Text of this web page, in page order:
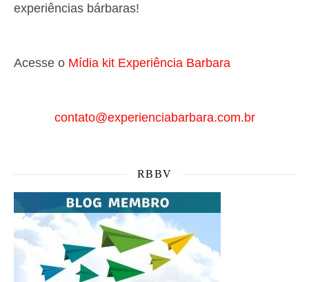
experiências bárbaras!
Acesse o Mídia kit Experiência Barbara
contato@experienciabarbara.com.br
RBBV